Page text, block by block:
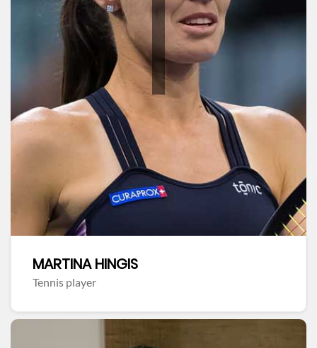
MARTINA HINGIS
Tennis player